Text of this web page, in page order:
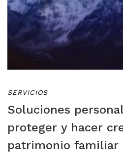
SERVICIOS
Soluciones
proteger y hacer
patrimonio familiar